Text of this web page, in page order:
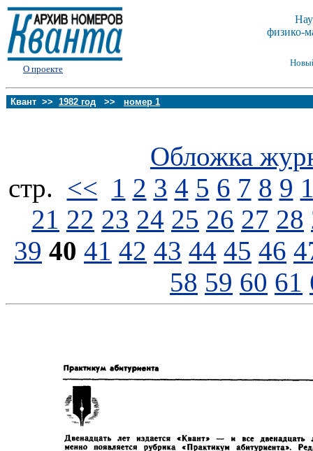
О проекте
физико-
Квант >> 1982 год >> номер 1
Обложка
стp. << 1 2 3 4 5 6 7 8 9
21 22 23 24 25 26 27 28
39 40 41 42 43 44 45 46
58 59 60 61